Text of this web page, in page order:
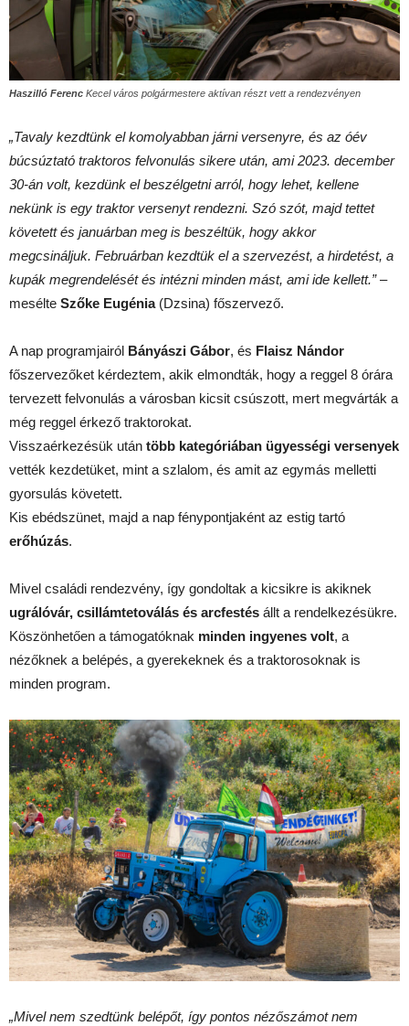
Haszilló Ferenc Kecel város polgármestere aktívan részt vett a rendezvényen
„Tavaly kezdtünk el komolyabban járni versenyre, és az óév
búcsúztató traktoros felvonulás sikere után, ami 2023. december
30-án volt, kezdünk el beszélgetni arról, hogy lehet, kellene
nekünk is egy traktor versenyt rendezni. Szó szót, majd tettet
követett és januárban meg is beszéltük, hogy akkor
megcsináljuk. Februárban kezdtük el a szervezést, a hirdetést, a
kupák megrendelését és intézni minden mást, ami ide kellett.”–
mesélte Szőke Eugénia(Dzsina) főszervező.
A nap programjairól Bányászi Gábor, és Flaisz Nándor
főszervezőket kérdeztem, akik elmondták, hogy a reggel 8 órára
tervezett felvonulás a városban kicsit csúszott, mert megvárták a
még reggel érkező traktorokat.
Visszaérkezésük után több kategóriában ügyességi versenyek
vették kezdetüket, mint a szlalom, és amit az egymás melletti
gyorsulás követett.
Kis ebédszünet, majd a nap fénypontjaként az estig tartó
erőhúzás.
Mivel családi rendezvény, így gondoltak a kicsikre is akiknek
ugrálóvár, csillámtetoválás és arcfestés állt a rendelkezésükre.
Köszönhetően a támogatóknak minden ingyenes volt, a
nézőknek a belépés, a gyerekeknek és a traktorosoknak is
minden program.
„Mivel nem szedtünk belépőt, így pontos nézőszámot nem